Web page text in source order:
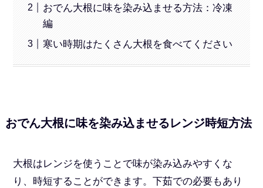
おでん大根に味を染み込ませる方法：冷凍
編
寒い時期はたくさん大根を食べてください
おでん大根に味を染み込ませるレンジ時短方法
大根はレンジを使うことで味が染み込みやすくな
り、時短することができます。下茹での必要もあり